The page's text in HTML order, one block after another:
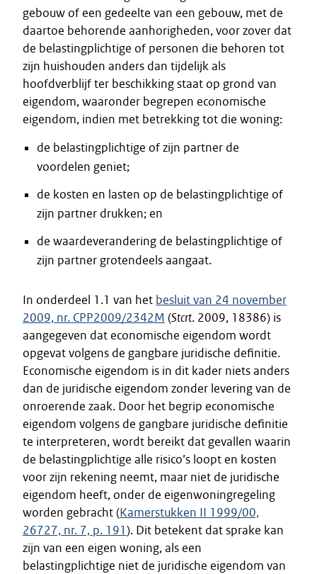
gebouw of een gedeelte van een gebouw, met de
daartoe behorende aanhorigheden, voor zover dat
de belastingplichtige of personen die behoren tot
zijn huishouden anders dan tijdelijk als
hoofdverblijf ter beschikking staat op grond van
eigendom, waaronder begrepen economische
eigendom, indien met betrekking tot die woning:
de belastingplichtige of zijn partner de
voordelen geniet;
de kosten en lasten op de belastingplichtige of
zijn partner drukken; en
de waardeverandering de belastingplichtige of
zijn partner grotendeels aangaat.
In onderdeel 1.1 van het besluit van 24 november
2009, nr. CPP2009/2342M (Stcrt. 2009, 18386) is
aangegeven dat economische eigendom wordt
opgevat volgens de gangbare juridische definitie.
Economische eigendom is in dit kader niets anders
dan de juridische eigendom zonder levering van de
onroerende zaak. Door het begrip economische
eigendom volgens de gangbare juridische definitie
te interpreteren, wordt bereikt dat gevallen waarin
de belastingplichtige alle risico’s loopt en kosten
voor zijn rekening neemt, maar niet de juridische
eigendom heeft, onder de eigenwoningregeling
worden gebracht (Kamerstukken II 1999/00,
26727, nr. 7, p. 191). Dit betekent dat sprake kan
zijn van een eigen woning, als een
belastingplichtige niet de juridische eigendom van